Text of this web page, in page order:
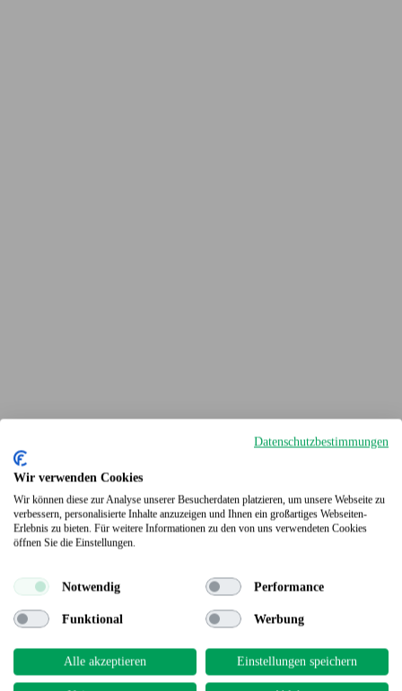
Terrassendielen
Datenschutzbestimmungen
Wir verwenden Cookies
Wir können diese zur Analyse unserer Besucherdaten platzieren, um unsere Webseite zu
verbessern, personalisierte Inhalte anzuzeigen und Ihnen ein großartiges Webseiten-
Erlebnis zu bieten. Für weitere Informationen zu den von uns verwendeten Cookies
öffnen Sie die Einstellungen.
Notwendig Performance
Funktional Werbung
Alle akzeptieren Einstellungen speichern